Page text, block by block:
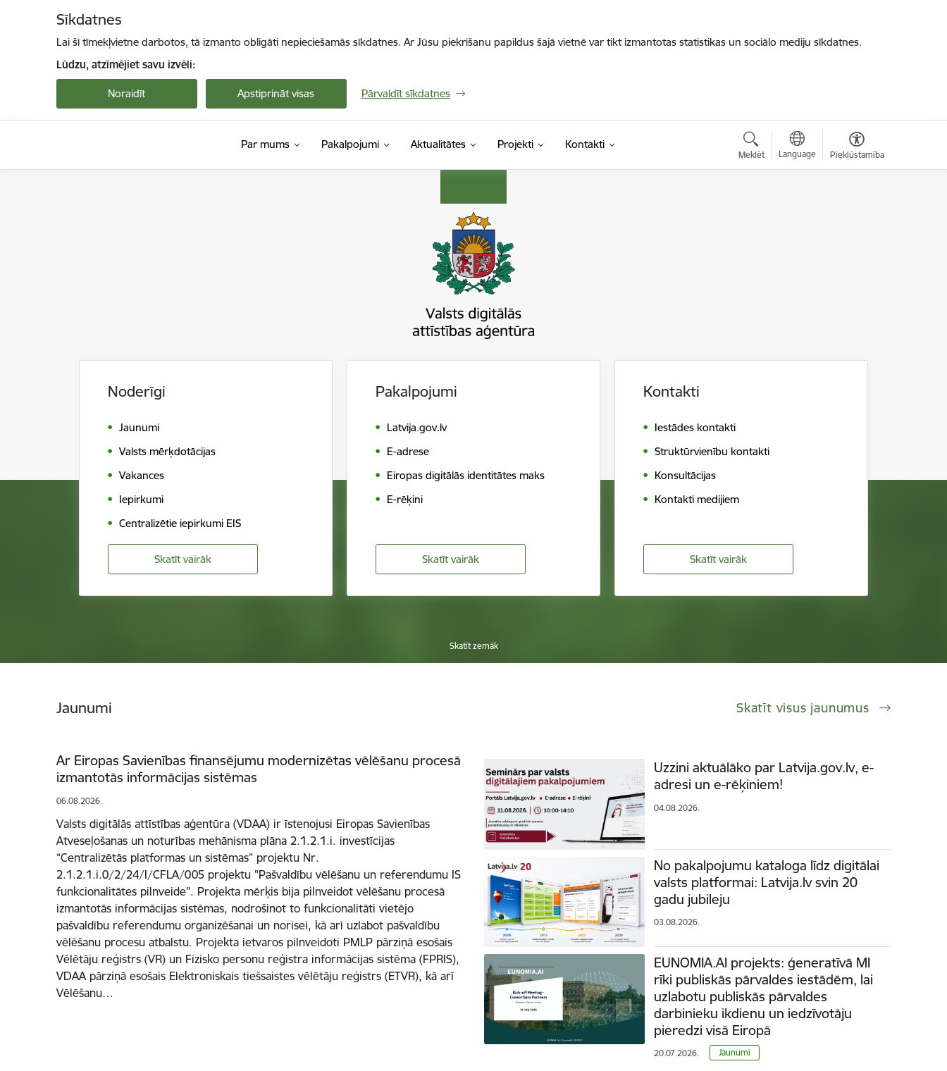
Sīkdatnes
Lai šī tīmekļvietne darbotos, tā izmanto obligāti nepieciešamās sīkdatnes. Ar Jūsu piekrišanu papildus šajā vietnē var tikt izmantotas statistikas un sociālo mediju sīkdatnes.
Lūdzu, atzīmējiet savu izvēli:
Noraidīt Apstiprināt visas Pārvaldīt sīkdatnes
Par mums Pakalpojumi Aktualitātes Projekti Kontakti
Meklēt Language Piekļūstamība
Noderīgi
Jaunumi
Valsts mērķdotācijas
Vakances
Iepirkumi
Centralizētie iepirkumi EIS
Skatīt vairāk
Pakalpojumi
Latvija.gov.lv
E-adrese
Eiropas digitālās identitātes maks
E-rēķini
Skatīt vairāk
Kontakti
Iestādes kontakti
Struktūrvienību kontakti
Konsultācijas
Kontakti medijiem
Skatīt vairāk
Skatīt zemāk
Jaunumi Skatīt visus jaunumus
Ar Eiropas Savienības finansējumu modernizētas vēlēšanu procesā
izmantotās informācijas sistēmas
06.08.2026.
Valsts digitālās attīstības aģentūra (VDAA) ir īstenojusi Eiropas Savienības
Atveseļošanas un noturības mehānisma plāna 2.1.2.1.i. investīcijas
“Centralizētās platformas un sistēmas” projektu Nr.
2.1.2.1.i.0/2/24/I/CFLA/005 projektu "Pašvaldību vēlēšanu un referendumu IS
funkcionalitātes pilnveide". Projekta mērķis bija pilnveidot vēlēšanu procesā
izmantotās informācijas sistēmas, nodrošinot to funkcionalitāti vietējo
pašvaldību referendumu organizēšanai un norisei, kā arī uzlabot pašvaldību
vēlēšanu procesu atbalstu. Projekta ietvaros pilnveidoti PMLP pārziņā esošais
Vēlētāju reģistrs (VR) un Fizisko personu reģistra informācijas sistēma (FPRIS),
VDAA pārziņā esošais Elektroniskais tiešsaistes vēlētāju reģistrs (ETVR), kā arī
Vēlēšanu…
Uzzini aktuālāko par Latvija.gov.lv, e-
adresi un e-rēķiniem!
04.08.2026.
No pakalpojumu kataloga līdz digitālai
valsts platformai: Latvija.lv svin 20
gadu jubileju
03.08.2026.
EUNOMIA.AI projekts: ģeneratīvā MI
rīki publiskās pārvaldes iestādēm, lai
uzlabotu publiskās pārvaldes
darbinieku ikdienu un iedzīvotāju
pieredzi visā Eiropā
20.07.2026. Jaunumi